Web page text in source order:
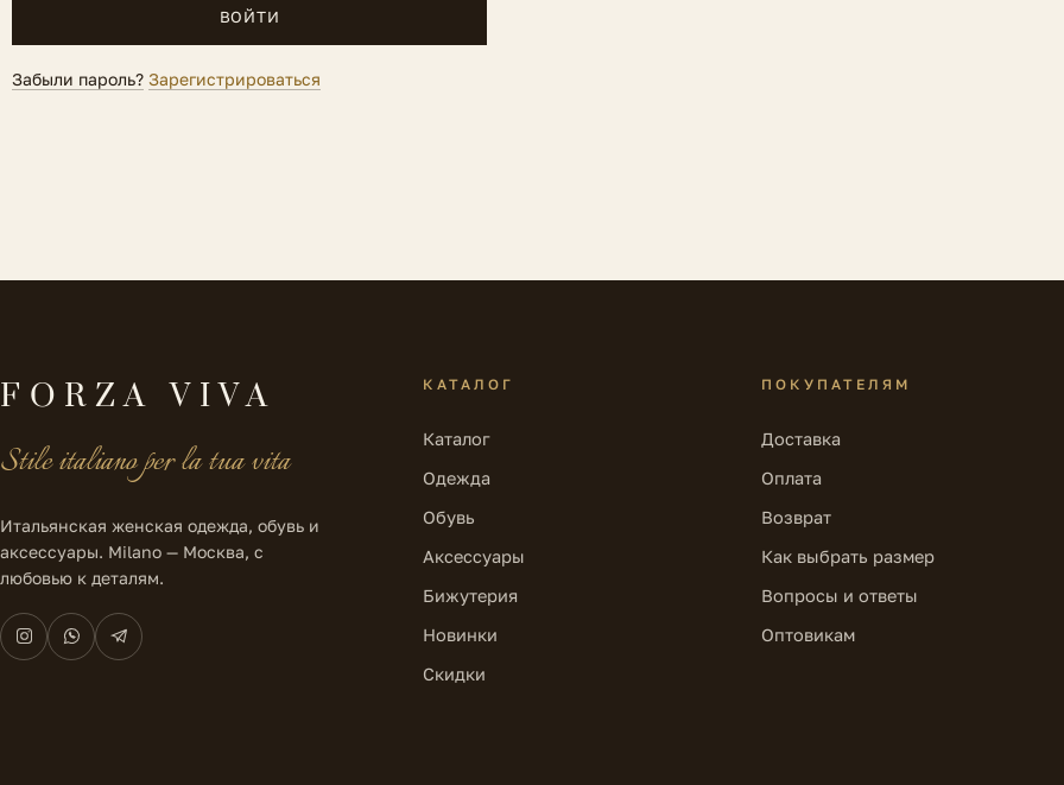
ВОЙТИ
Забыли пароль? Зарегистрироваться
FORZA VIVA
Stile italiano per la tua vita
Итальянская женская одежда, обувь и
аксессуары. Milano — Москва, с
любовью к деталям.
КАТАЛОГ
Каталог
Одежда
Обувь
Аксессуары
Бижутерия
Новинки
Скидки
ПОКУПАТЕЛЯМ
Доставка
Оплата
Возврат
Как выбрать размер
Вопросы и ответы
Оптовикам